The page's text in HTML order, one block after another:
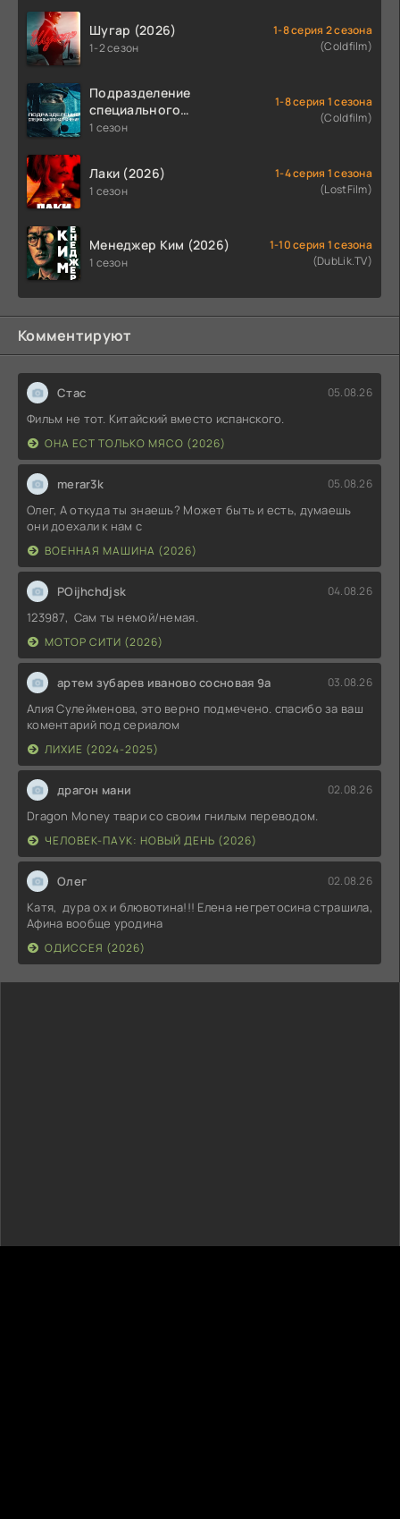
Шугар (2026)
1-2 сезон
1-8 серия 2 сезона
(Coldfilm)
Подразделение
специального
назначения (2026)
1 сезон
1-8 серия 1 сезона
(Coldfilm)
Лаки (2026)
1 сезон
1-4 серия 1 сезона
(LostFilm)
Менеджер Ким (2026)
1 сезон
1-10 серия 1 сезона
(DubLik.TV)
Комментируют
Стас 05.08.26
Фильм не тот. Китайский вместо испанского.
ОНА ЕСТ ТОЛЬКО МЯСО (2026)
merar3k 05.08.26
Олег, А откуда ты знаешь? Может быть и есть, думаешь
они доехали к нам с
ВОЕННАЯ МАШИНА (2026)
POijhchdjsk 04.08.26
123987, Сам ты немой/немая.
МОТОР СИТИ (2026)
артем зубарев иваново сосновая 9а 03.08.26
Алия Сулейменова, это верно подмечено. спасибо за ваш
коментарий под сериалом
ЛИХИЕ (2024-2025)
драгон мани 02.08.26
Dragon Money твари со своим гнилым переводом.
ЧЕЛОВЕК-ПАУК: НОВЫЙ ДЕНЬ (2026)
Олег 02.08.26
Катя, дура ох и блювотина!!! Елена негретосина страшила,
Афина вообще уродина
ОДИССЕЯ (2026)